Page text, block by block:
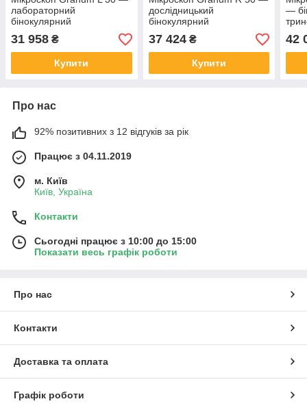
лабораторний
бінокулярний
31 958 ₴
Купити
дослідницький
бінокулярний
37 424₴
Купити
—
42
Про нас
92% позитивних з 12 відгуків за рік
Працює з 04.11.2019
м. Київ
Київ, Україна
Контакти
Сьогодні працює з 10:00 до 15:00
Показати весь графік роботи
Про нас
Контакти
Доставка та оплата
Графік роботи